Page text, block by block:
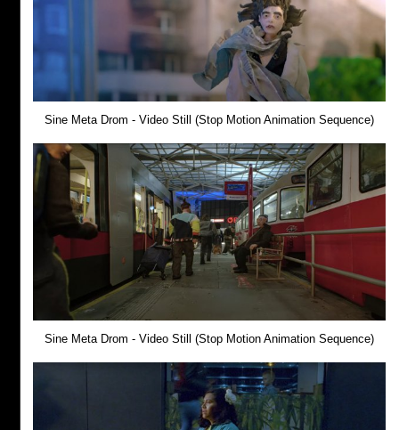
Sine Meta Drom - Video Still (Stop Motion Animation Sequence)
Sine Meta Drom - Video Still (Stop Motion Animation Sequence)